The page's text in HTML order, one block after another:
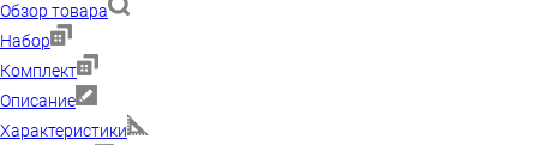
Обзор товара
Набор
Комплект
Описание
Характеристики